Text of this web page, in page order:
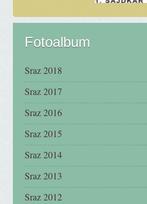
Fotoalbum
Sraz 2018
Sraz 2017
Sraz 2016
Sraz 2015
Sraz 2014
Sraz 2013
Sraz 2012